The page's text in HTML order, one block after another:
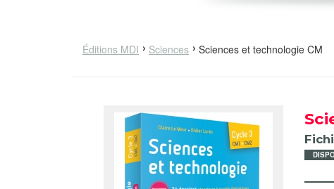
Éditions MDI Sciences Sciences et technologie CM